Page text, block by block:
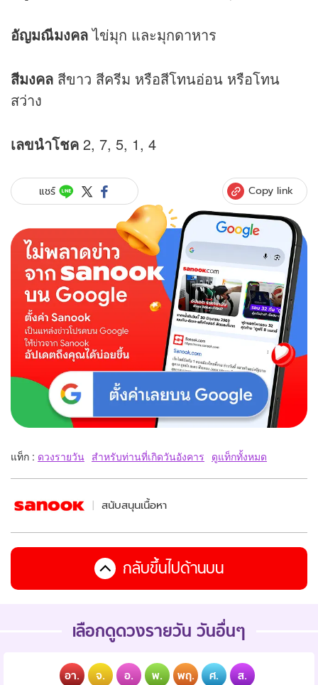
อัญมณีมงคลไข่มุก และมุกดาหาร
สีมงคล สีขาว สีครีม หรือสีโทนอ่อน หรือโทน
สว่าง
เลขนำโชค 2, 7, 5, 1, 4
แชร์ Copy link
แท็ก : ดวงรายวัน สำหรับท่านที่เกิดวันอังคาร ดูแท็กทั้งหมด
สนับสนุนเนื้อหา
กลับขึ้นไปด้านบน
เลือกดูดวงรายวัน วันอื่นๆ
อา. จ. อ. พ. พฤ. ศ. ส.